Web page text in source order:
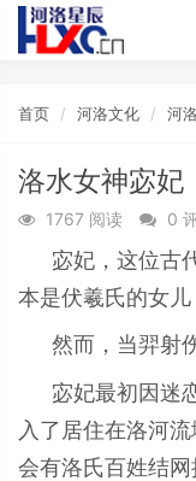
首页 河洛文化 河
洛水女神宓妃
1767 阅读 0
宓妃，这位古
本是伏羲氏的女儿
然而，当羿射
宓妃最初因迷
入了居住在洛河
会有洛氏百姓结